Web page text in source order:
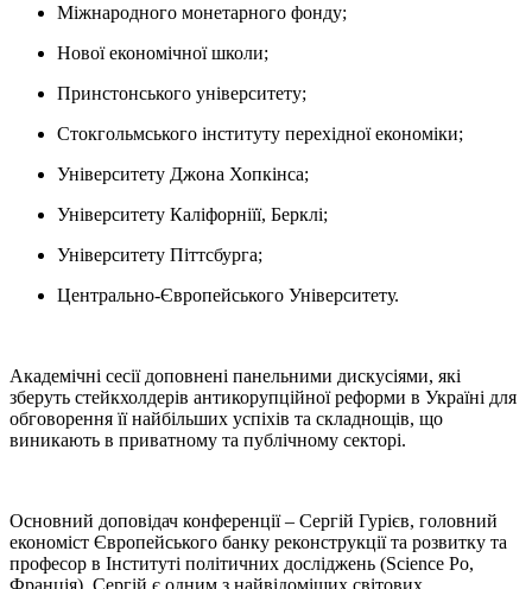
Міжнародного монетарного фонду;
Нової економічної школи;
Принстонського університету;
Стокгольмського інституту перехідної економіки;
Університету Джона Хопкінса;
Університету Каліфорніїї, Берклі;
Університету Піттсбурга;
Центрально-Європейського Університету.
Академічні сесії доповнені панельними дискусіями, які
зберуть стейкхолдерів антикорупційної реформи в Україні для
обговорення її найбільших успіхів та складнощів, що
виникають в приватному та публічному секторі.
Основний доповідач конференції – Сергій Гурієв, головний
економіст Європейського банку реконструкції та розвитку та
професор в Інституті політичних досліджень (Science Po,
Франція). Сергій є одним з найвідоміших світових